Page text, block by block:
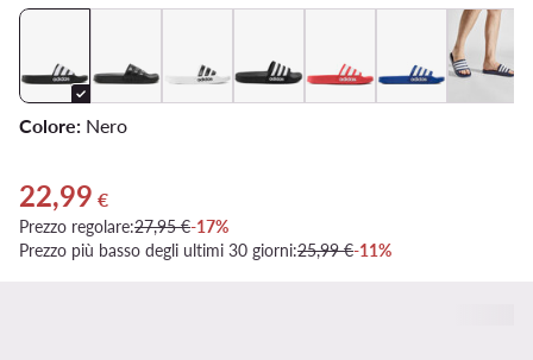
Colore: Nero
Prezzo attuale 22,99 €
22,99 €
Prezzo regolare:27,95 €-17%
Prezzo più basso degli ultimi 30 giorni:25,99 €-11%